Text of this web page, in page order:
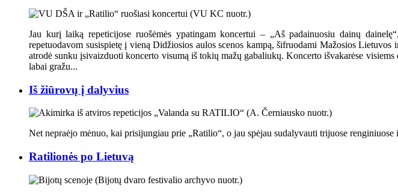
Jau kurį laiką repeticijose ruošėmės ypatingam koncertui – „Aš padainuosiu dainų
repetuodavom susispietę į vieną Didžiosios aulos scenos kampą, šifruodami Mažosios
atrodė sunku įsivaizduoti koncerto visumą iš tokių mažų gabaliukų. Koncerto išvakarėse
labai gražu...
Iš žiūrovų į dalyvius
Net nepraėjo mėnuo, kai prisijungiau prie „Ratilio“, o jau spėjau sudalyvauti trijuose
Ratilionės po Lietuvą